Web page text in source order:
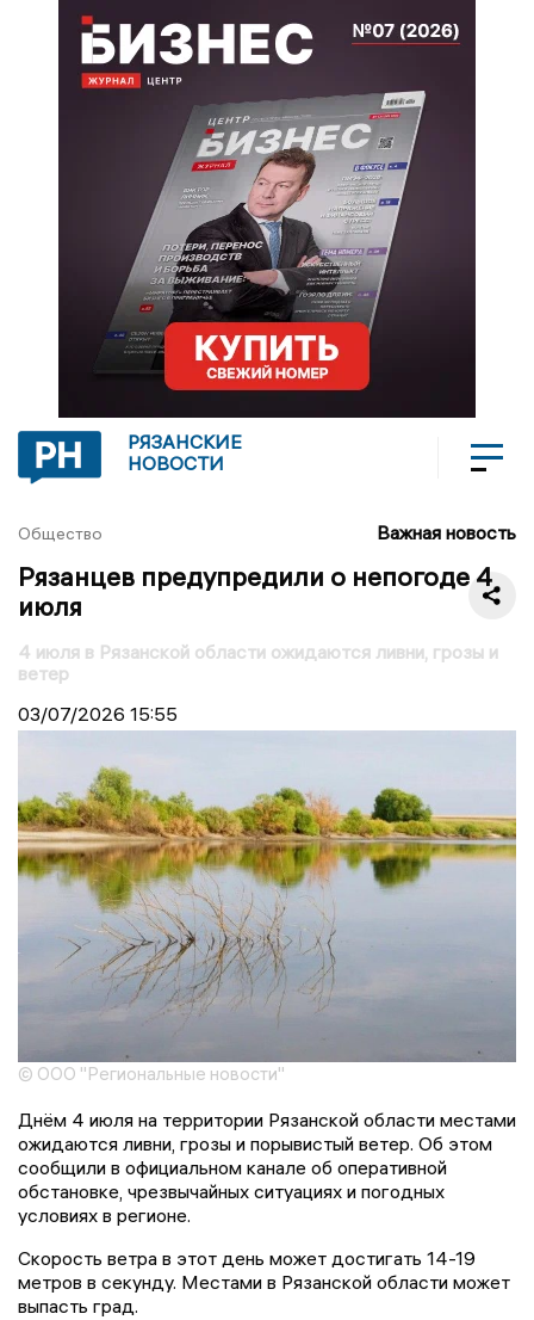
РЯЗАНСКИЕ
НОВОСТИ
Общество Важная новость
Рязанцев предупредили о непогоде 4
июля
4 июля в Рязанской области ожидаются ливни, грозы и
ветер
03/07/2026 15:55
© ООО "Региональные новости"
Днём 4 июля на территории Рязанской области местами
ожидаются ливни, грозы и порывистый ветер. Об этом
сообщили в официальном канале об оперативной
обстановке, чрезвычайных ситуациях и погодных
условиях в регионе.
Скорость ветра в этот день может достигать 14-19
метров в секунду. Местами в Рязанской области может
выпасть град.